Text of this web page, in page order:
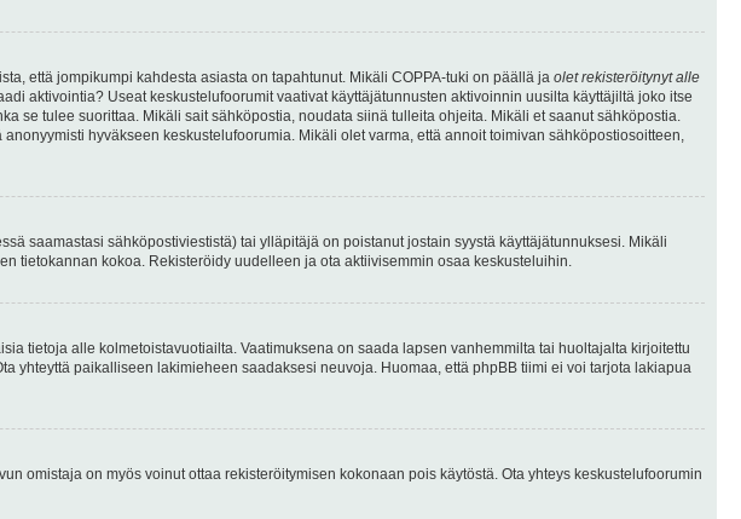
että jompikumpi kahdesta asiasta on tapahtunut. Mikäli COPPA-tuki on päällä ja olet rekisteröitynyt alle
aktivointia? Useat keskustelufoorumit vaativat käyttäjätunnusten aktivoinnin uusilta käyttäjiltä joko itse
se tulee suorittaa. Mikäli sait sähköpostia, noudata siinä tulleita ohjeita. Mikäli et saanut sähköpostia.
anonyymisti hyväkseen keskustelufoorumia. Mikäli olet varma, että annoit toimivan sähköpostiosoitteen,
saamastasi sähköpostiviestistä) tai ylläpitäjä on poistanut jostain syystä käyttäjätunnuksesi. Mikäli
tietokannan kokoa. Rekisteröidy uudelleen ja ota aktiivisemmin osaa keskusteluihin.
tietoja alle kolmetoistavuotiailta. Vaatimuksena on saada lapsen vanhemmilta tai huoltajalta kirjoitettu
yhteyttä paikalliseen lakimieheen saadaksesi neuvoja. Huomaa, että phpBB tiimi ei voi tarjota lakiapua
omistaja on myös voinut ottaa rekisteröitymisen kokonaan pois käytöstä. Ota yhteys keskustelufoorumin